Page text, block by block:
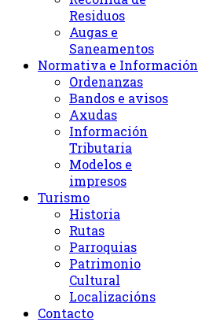
Residuos
Augas e
Saneamentos
Normativa e Información
Ordenanzas
Bandos e avisos
Axudas
Información
Tributaria
Modelos e
impresos
Turismo
Historia
Rutas
Parroquias
Patrimonio
Cultural
Localizacións
Contacto